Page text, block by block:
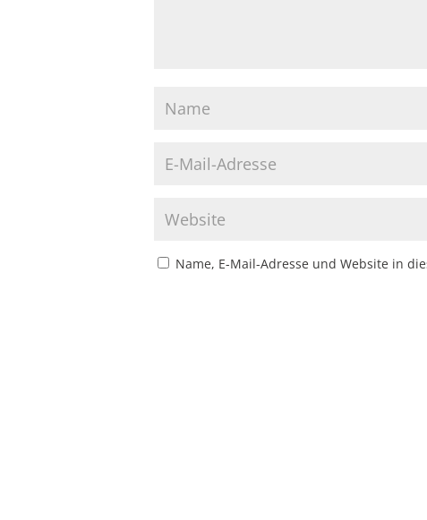
Name, E-Mail-Adresse und Website in